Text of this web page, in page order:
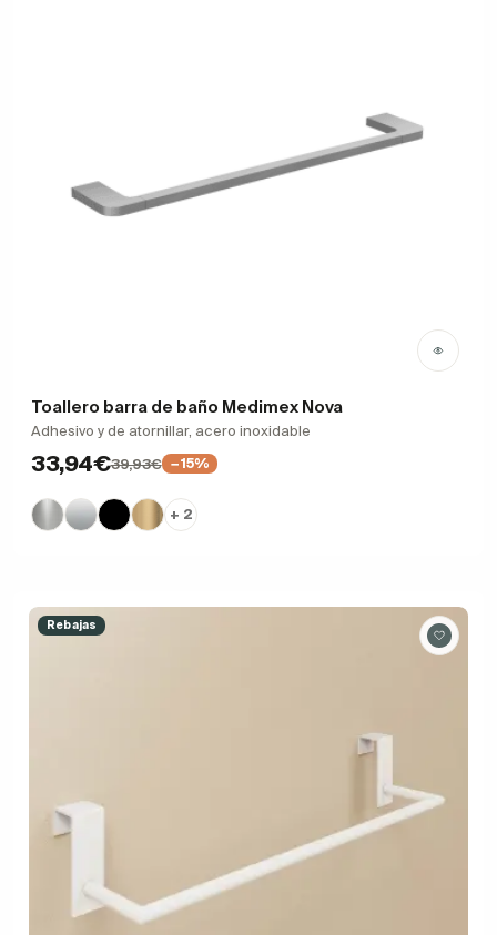
Toallero barra de baño Medimex Nova
Adhesivo y de atornillar, acero inoxidable
33,94€39,93€ −15%
+ 2
Rebajas